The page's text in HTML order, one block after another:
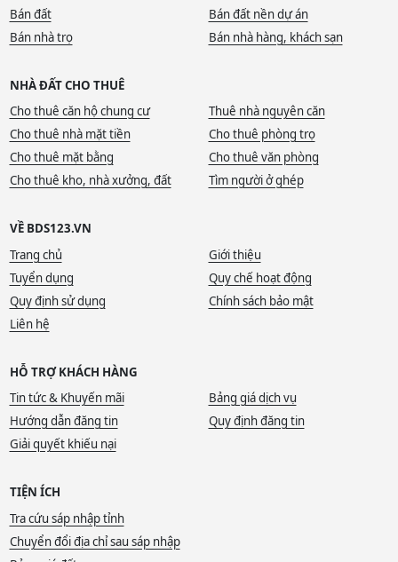
Bán đất
Bán đất nền dự án
Bán nhà trọ
Bán nhà hàng, khách sạn
NHÀ ĐẤT CHO THUÊ
Cho thuê căn hộ chung cư
Thuê nhà nguyên căn
Cho thuê nhà mặt tiền
Cho thuê phòng trọ
Cho thuê mặt bằng
Cho thuê văn phòng
Cho thuê kho, nhà xưởng, đất
Tìm người ở ghép
VỀ BDS123.VN
Trang chủ
Giới thiệu
Tuyển dụng
Quy chế hoạt động
Quy định sử dụng
Chính sách bảo mật
Liên hệ
HỖ TRỢ KHÁCH HÀNG
Tin tức & Khuyến mãi
Bảng giá dịch vụ
Hướng dẫn đăng tin
Quy định đăng tin
Giải quyết khiếu nại
TIỆN ÍCH
Tra cứu sáp nhập tỉnh
Chuyển đổi địa chỉ sau sáp nhập